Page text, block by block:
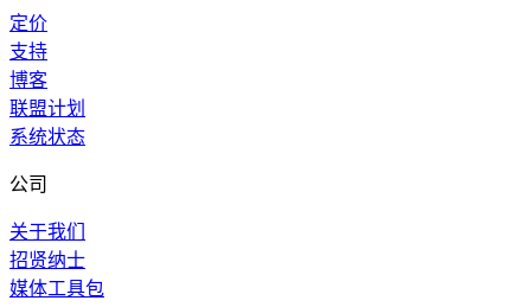
定价
支持
博客
联盟计划
系统状态
公司
关于我们
招贤纳士
媒体工具包